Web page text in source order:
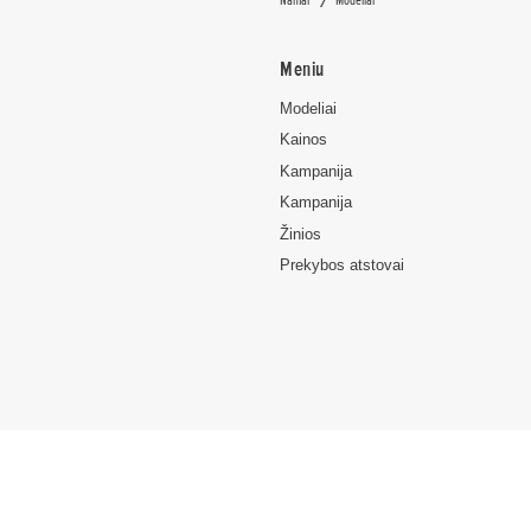
Meniu
Modeliai
Kainos
Kampanija
Kampanija
Žinios
Prekybos atstovai